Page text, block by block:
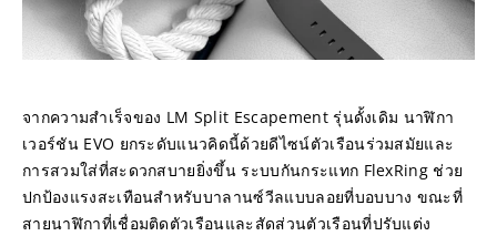
จากความสำเร็จของ LM Split Escapement รุ่นดั้งเดิม นาฬิกา
เวอร์ชัน EVO ยกระดับแนวคิดนี้ด้วยดีไซน์ตัวเรือนร่วมสมัยและ
การสวมใส่ที่สะดวกสบายยิ่งขึ้น ระบบกันกระแทก FlexRing ช่วย
ปกป้องแรงสะเทือนสำหรับบาลานซ์วีลแบบลอยที่บอบบาง ขณะที่
สายนาฬิกาที่เชื่อมติดตัวเรือนและสัดส่วนตัวเรือนที่ปรับแต่ง